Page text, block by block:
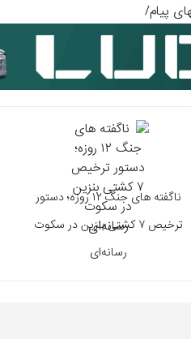
ناگفته های جنگ ۱۲ روزه؛ دستور
ترخیص ۷ کشتی بنزین در سکوت
رسانه‌ای